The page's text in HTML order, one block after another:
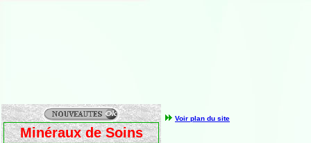
Minéraux de Soins
Voir plan du site